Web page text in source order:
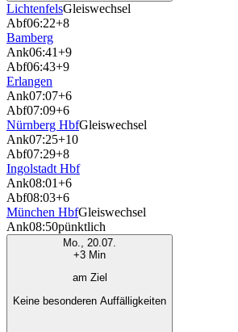
LichtenfelsGleiswechsel
Abf06:22+8
Bamberg
Ank06:41+9
Abf06:43+9
Erlangen
Ank07:07+6
Abf07:09+6
Nürnberg HbfGleiswechsel
Ank07:25+10
Abf07:29+8
Ingolstadt Hbf
Ank08:01+6
Abf08:03+6
München HbfGleiswechsel
Ank08:50pünktlich
Mo., 20.07.
+3 Min
am Ziel
Keine besonderen Auffälligkeiten